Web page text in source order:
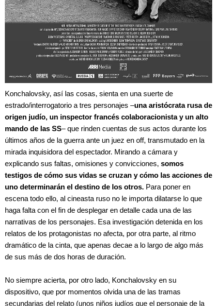
Konchalovsky, así las cosas, sienta en una suerte de
estrado/interrogatorio a tres personajes –una aristócrata rusa de
origen judío, un inspector francés colaboracionista y un alto
mando de las SS– que rinden cuentas de sus actos durante los
últimos años de la guerra ante un juez en off, transmutado en la
mirada inquisidora del espectador. Mirando a cámara y
explicando sus faltas, omisiones y convicciones, somos
testigos de cómo sus vidas se cruzan y cómo las acciones de
uno determinarán el destino de los otros. Para poner en
escena todo ello, al cineasta ruso no le importa dilatarse lo que
haga falta con el fin de desplegar en detalle cada una de las
narrativas de los personajes. Esa investigación detenida en los
relatos de los protagonistas no afecta, por otra parte, al ritmo
dramático de la cinta, que apenas decae a lo largo de algo más
de sus más de dos horas de duración.
No siempre acierta, por otro lado, Konchalovsky en su
dispositivo, que por momentos olvida una de las tramas
secundarias del relato (unos niños judíos que el personaje de la